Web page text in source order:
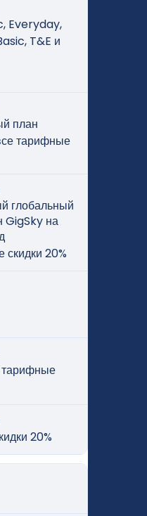
Everyday,
T&E и
план
тарифные
глобальный
GigSky на
скидки 20%
тарифные
20%